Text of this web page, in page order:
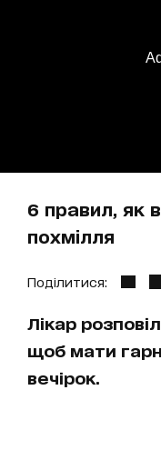
6 правил, як
похмілля
Поділитися:
Лікар
щоб мати
вечірок.